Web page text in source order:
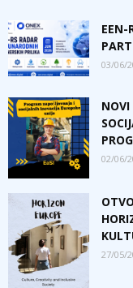
EEN-
03/06/
NOVI
02/06/
27/05/